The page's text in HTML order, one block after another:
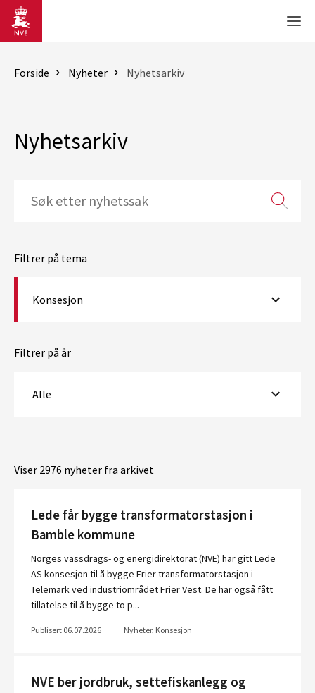
Gå til hovedinnhold
Forside Nyheter Nyhetsarkiv
Nyhetsarkiv
Filtrer på tema
Konsesjon
Filtrer på år
Alle
Viser 2976 nyheter fra arkivet
Lede får bygge transformatorstasjon i
Bamble kommune
Norges vassdrags- og energidirektorat (NVE) har gitt Lede
AS konsesjon til å bygge Frier transformatorstasjon i
Telemark ved industriområdet Frier Vest. De har også fått
tillatelse til å bygge to p...
Publisert 06.07.2026 Nyheter, Konsesjon
NVE ber jordbruk, settefiskanlegg og